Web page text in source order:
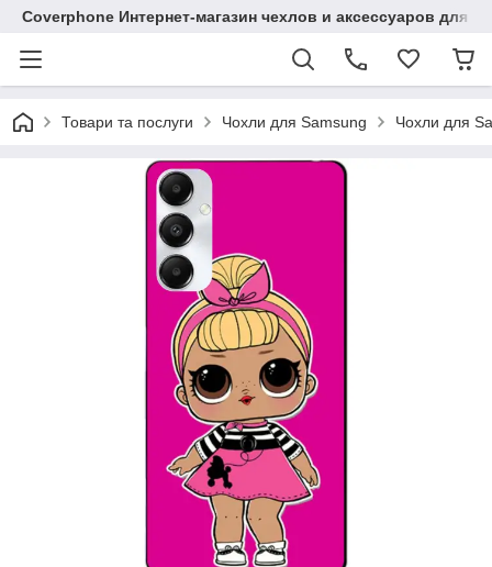
Coverphone Интернет-магазин чехлов и аксессуаров для
Товари та послуги Чохли для Samsung Чохли для